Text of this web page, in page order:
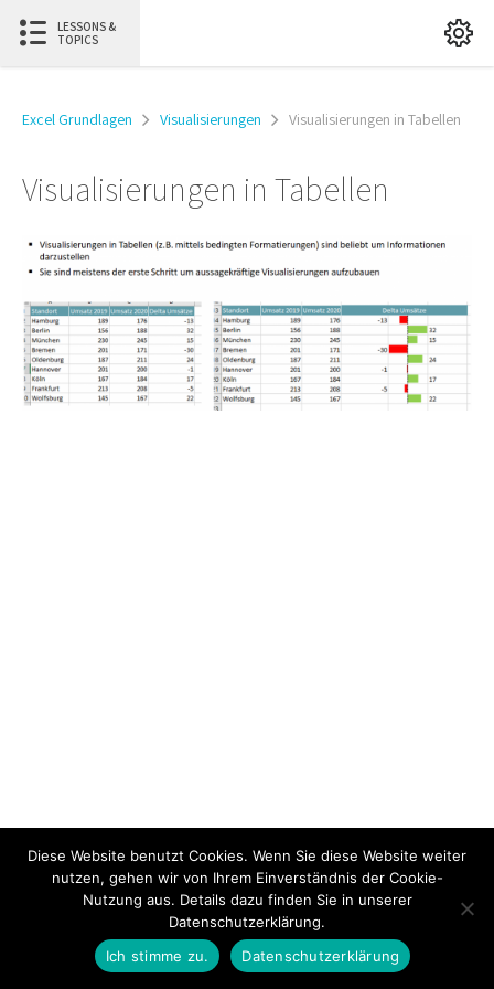
LESSONS &
TOPICS
Excel Grundlagen Visualisierungen Visualisierungen in Tabellen
Visualisierungen in Tabellen
PREVIOUS THEMA BACK TO LEKTION NEXT THEMA
Diese Website benutzt Cookies. Wenn Sie diese Website weiter
nutzen, gehen wir von Ihrem Einverständnis der Cookie-
Nutzung aus. Details dazu finden Sie in unserer
Datenschutzerklärung.
Ich stimme zu.
Datenschutzerklärung